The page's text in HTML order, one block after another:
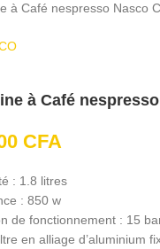
à Café nespresso Nasco
à Café
CFA
: 1.8 litres
: 850 w
de fonctionnement : 15
en alliage d’aluminium